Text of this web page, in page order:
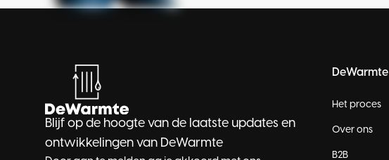
Blijf op de hoogte van de laatste updates en
ontwikkelingen van DeWarmte
DeWarmte
Het proces
Over ons
B2B